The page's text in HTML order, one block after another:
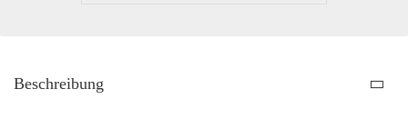
Beschreibung